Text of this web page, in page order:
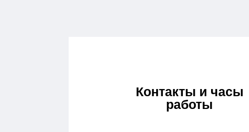
Контакты и часы
работы